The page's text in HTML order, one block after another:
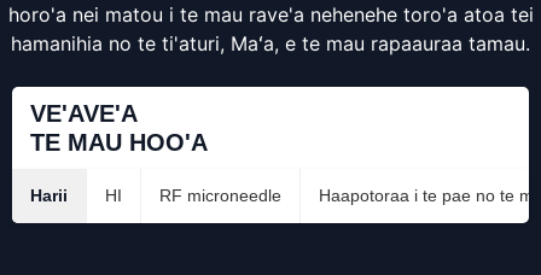
horo'a nei matou i te mau rave'a nehenehe toro'a atoa tei
hamanihia no te ti'aturi, Maʻa, e te mau rapaauraa tamau.
VE'AVE'A
TE MAU HOO'A
Harii HI RF microneedle Haapotoraa i te pae no te